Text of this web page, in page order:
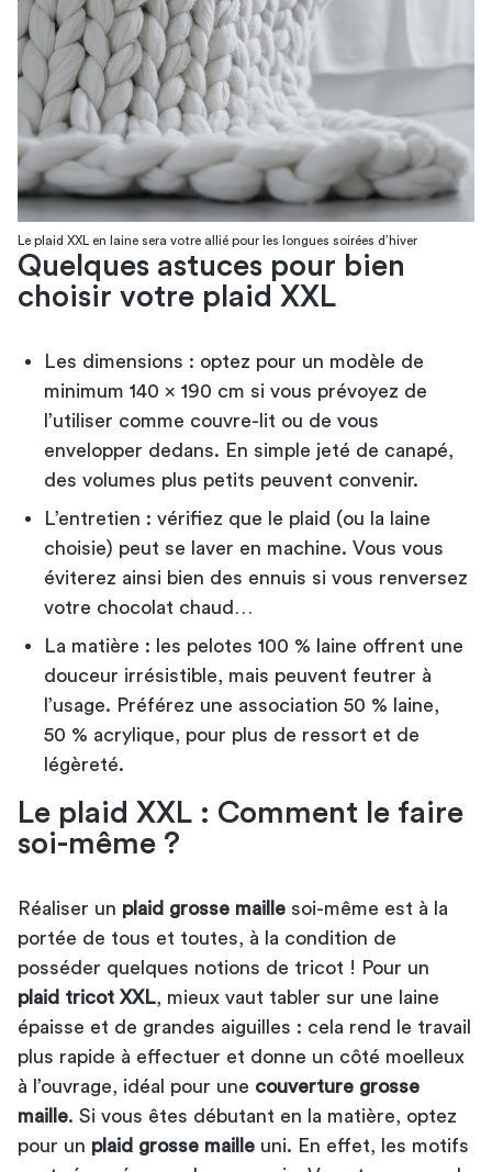
Le plaid XXL en laine sera votre allié pour les longues soirées d’hiver
Quelques astuces pour bien
choisir votre plaid XXL
Les dimensions : optez pour un modèle de
minimum 140 x 190 cm si vous prévoyez de
l’utiliser comme couvre-lit ou de vous
envelopper dedans. En simple jeté de canapé,
des volumes plus petits peuvent convenir.
L’entretien : vérifiez que le plaid (ou la laine
choisie) peut se laver en machine. Vous vous
éviterez ainsi bien des ennuis si vous renversez
votre chocolat chaud…
La matière : les pelotes 100 % laine offrent une
douceur irrésistible, mais peuvent feutrer à
l’usage. Préférez une association 50 % laine,
50 % acrylique, pour plus de ressort et de
légèreté.
Le plaid XXL : Comment le faire
soi-même ?
Réaliser un plaid grosse maille soi-même est à la
portée de tous et toutes, à la condition de
posséder quelques notions de tricot ! Pour un
plaid tricot XXL , mieux vaut tabler sur une laine
épaisse et de grandes aiguilles : cela rend le travail
plus rapide à effectuer et donne un côté moelleux
à l’ouvrage, idéal pour une couverture grosse
maille. Si vous êtes débutant en la matière, optez
pour un plaid grosse maille uni. En effet, les motifs